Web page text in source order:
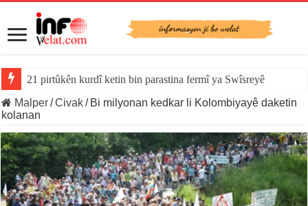
21 pirtûkên kurdî ketin bin parastina fermî ya Swîsreyê
Malper/Civak/ Bi milyonan kedkar li Kolombiyayê daketin
kolanan